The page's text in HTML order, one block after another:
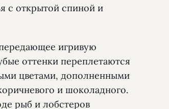
с открытой спиной и
игривую
оттенки переплетаются
цветами, дополненными
и шоколадного.
рыб и лобстеров